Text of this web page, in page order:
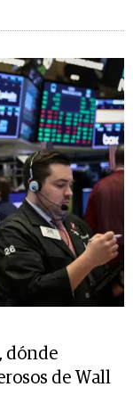
dónde
de Wall